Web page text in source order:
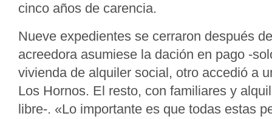
cinco años de carencia.
Nueve expedientes se cerraron después
acreedora asumiese la dación en pago -
vivienda de alquiler social, otro accedió a
Los Hornos. El resto, con familiares y
libre-. «Lo importante es que todas estas